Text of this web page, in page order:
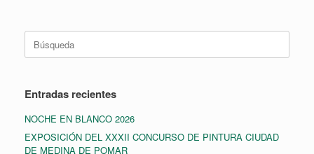
Buscar:
Entradas recientes
NOCHE EN BLANCO 2026
EXPOSICIÓN DEL XXXII CONCURSO DE PINTURA CIUDAD
DE MEDINA DE POMAR